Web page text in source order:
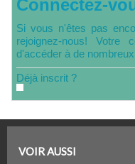
Connectez-
Si vous n'êtes pas
rejoignez-nous! Votre
d'accéder à de
Déjà inscrit ?
VOIR AUSSI